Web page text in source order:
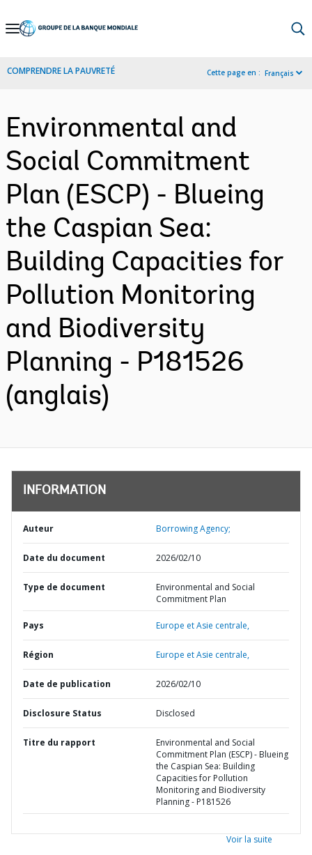
Skip
Navigation
COMPRENDRE LA PAUVRETÉ Cette page en : Français
Environmental and
Social Commitment
Plan (ESCP) - Blueing
the Caspian Sea:
Building Capacities for
Pollution Monitoring
and Biodiversity
Planning - P181526
(anglais)
INFORMATION
Auteur Borrowing Agency;
Date du document 2026/02/10
Type de document
Environmental and Social
Commitment Plan
Pays Europe et Asie centrale,
Région Europe et Asie centrale,
Date de publication 2026/02/10
Disclosure Status Disclosed
Titre du rapport
Environmental and Social
Commitment Plan (ESCP) - Blueing
the Caspian Sea: Building
Capacities for Pollution
Monitoring and Biodiversity
Planning - P181526
Voir la suite